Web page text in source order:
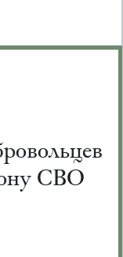
СВО